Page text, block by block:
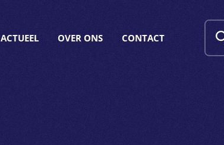
ACTUEEL OVER ONS CONTACT